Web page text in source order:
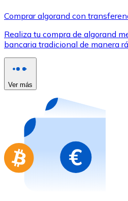
Utiliza tarjetas Visa y
Comprar con tarjeta
Tienda - Tarjetas regalo
Nuevo
Compra tarjetas regalo de
Ir a la tienda de tarjetas
Comprar algorand con
Realiza tu compra de algorand
bancaria tradicional de manera
Ver más